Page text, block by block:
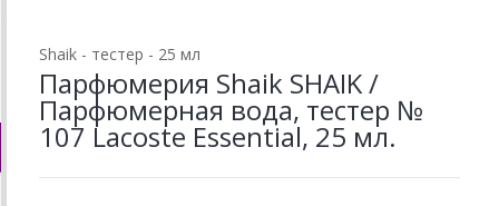
Shaik - тестер - 25 мл
Парфюмерия Shaik SHAIK /
Парфюмерная вода, тестер №
107 Lacoste Essential, 25 мл.